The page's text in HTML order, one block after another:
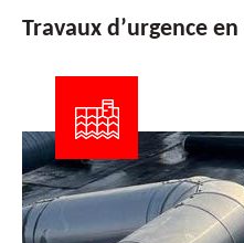
Travaux d’urgence